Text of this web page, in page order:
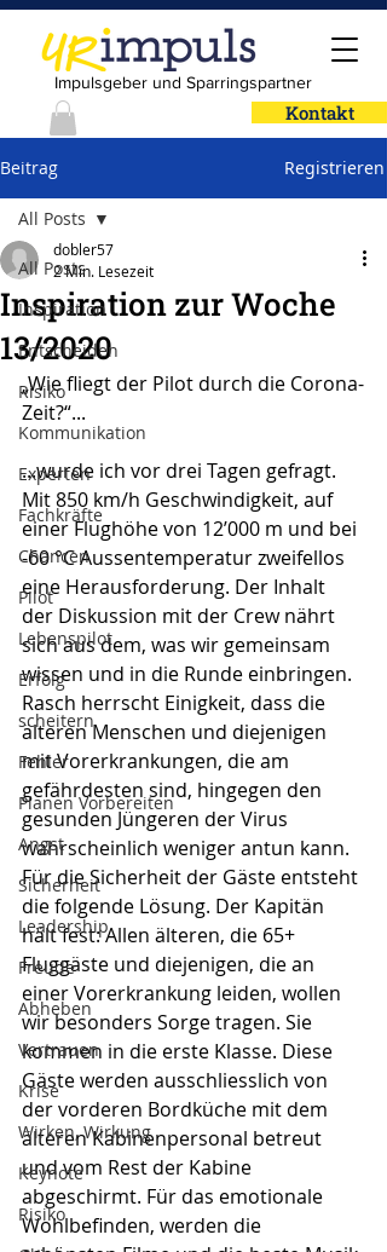
Impulsgeber und Sparringspartner
Kontakt
Beitrag Registrieren
All Posts
Inspiration
Entscheiden
Risiko
Kommunikation
Experten
Fachkräfte
Chancen
Pilot
Lebenspilot
Erfolg
scheitern
Fehler
Planen Vorbereiten
Angst
Sicherheit
Leadership
Freude
Abheben
Vertrauen
Krise
Wirken, Wirkung
Keynote
Risiko
All Posts
Inspiration zur Woche
13/2020
dobler57
2 Min. Lesezeit
„Wie fliegt der Pilot durch die Corona-
Zeit?“...
...wurde ich vor drei Tagen gefragt.
Mit 850 km/h Geschwindigkeit, auf
einer Flughöhe von 12’000 m und bei
-60 °C Aussentemperatur zweifellos
eine Herausforderung. Der Inhalt
der Diskussion mit der Crew nährt
sich aus dem, was wir gemeinsam
wissen und in die Runde einbringen.
Rasch herrscht Einigkeit, dass die
älteren Menschen und diejenigen
mit Vorerkrankungen, die am
gefährdesten sind, hingegen den
gesunden Jüngeren der Virus
wahrscheinlich weniger antun kann.
Für die Sicherheit der Gäste entsteht
die folgende Lösung. Der Kapitän
hält fest: Allen älteren, die 65+
Fluggäste und diejenigen, die an
einer Vorerkrankung leiden, wollen
wir besonders Sorge tragen. Sie
kommen in die erste Klasse. Diese
Gäste werden ausschliesslich von
der vorderen Bordküche mit dem
älteren Kabinenpersonal betreut
und vom Rest der Kabine
abgeschirmt. Für das emotionale
Wohlbefinden, werden die